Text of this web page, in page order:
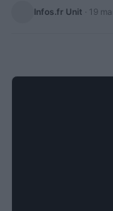
Infos.fr Unit · 19